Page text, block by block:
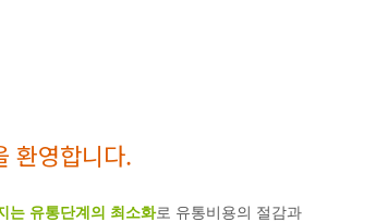
환영합니다.
는 유통단계의 최소화로 유통비용의 절감과